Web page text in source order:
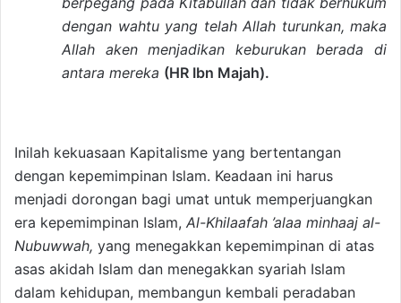
dengan wahtu yang telah Allah turunkan, maka
Allah aken menjadikan keburukan berada di
antara mereka (HR Ibn Majah).
Inilah kekuasaan Kapitalisme yang bertentangan
dengan kepemimpinan Islam. Keadaan ini harus
menjadi dorongan bagi umat untuk memperjuangkan
era kepemimpinan Islam, Al-Khilaafah ’alaa minhaaj al-
Nubuwwah, yang menegakkan kepemimpinan di atas
asas akidah Islam dan menegakkan syariah Islam
dalam kehidupan, membangun kembali peradaban